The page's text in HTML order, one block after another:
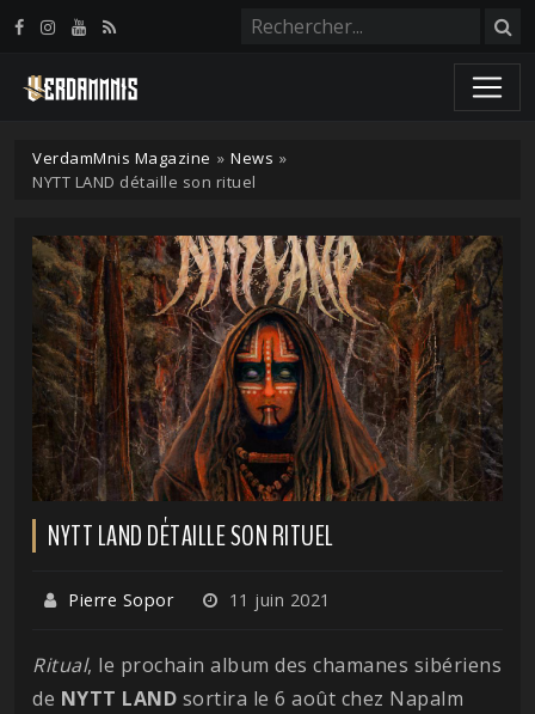
VerdamMnis Magazine » News »
NYTT LAND détaille son rituel
NYTT LAND DÉTAILLE SON RITUEL
Pierre Sopor 11 juin 2021
Ritual, le prochain album des chamanes sibériens
de NYTT LAND sortira le 6 août chez Napalm
Panneau de gestion des cookies